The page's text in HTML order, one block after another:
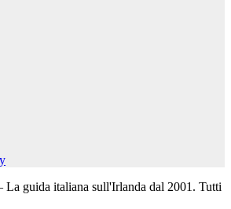
guida italiana sull'Irlanda dal 2001. Tutti